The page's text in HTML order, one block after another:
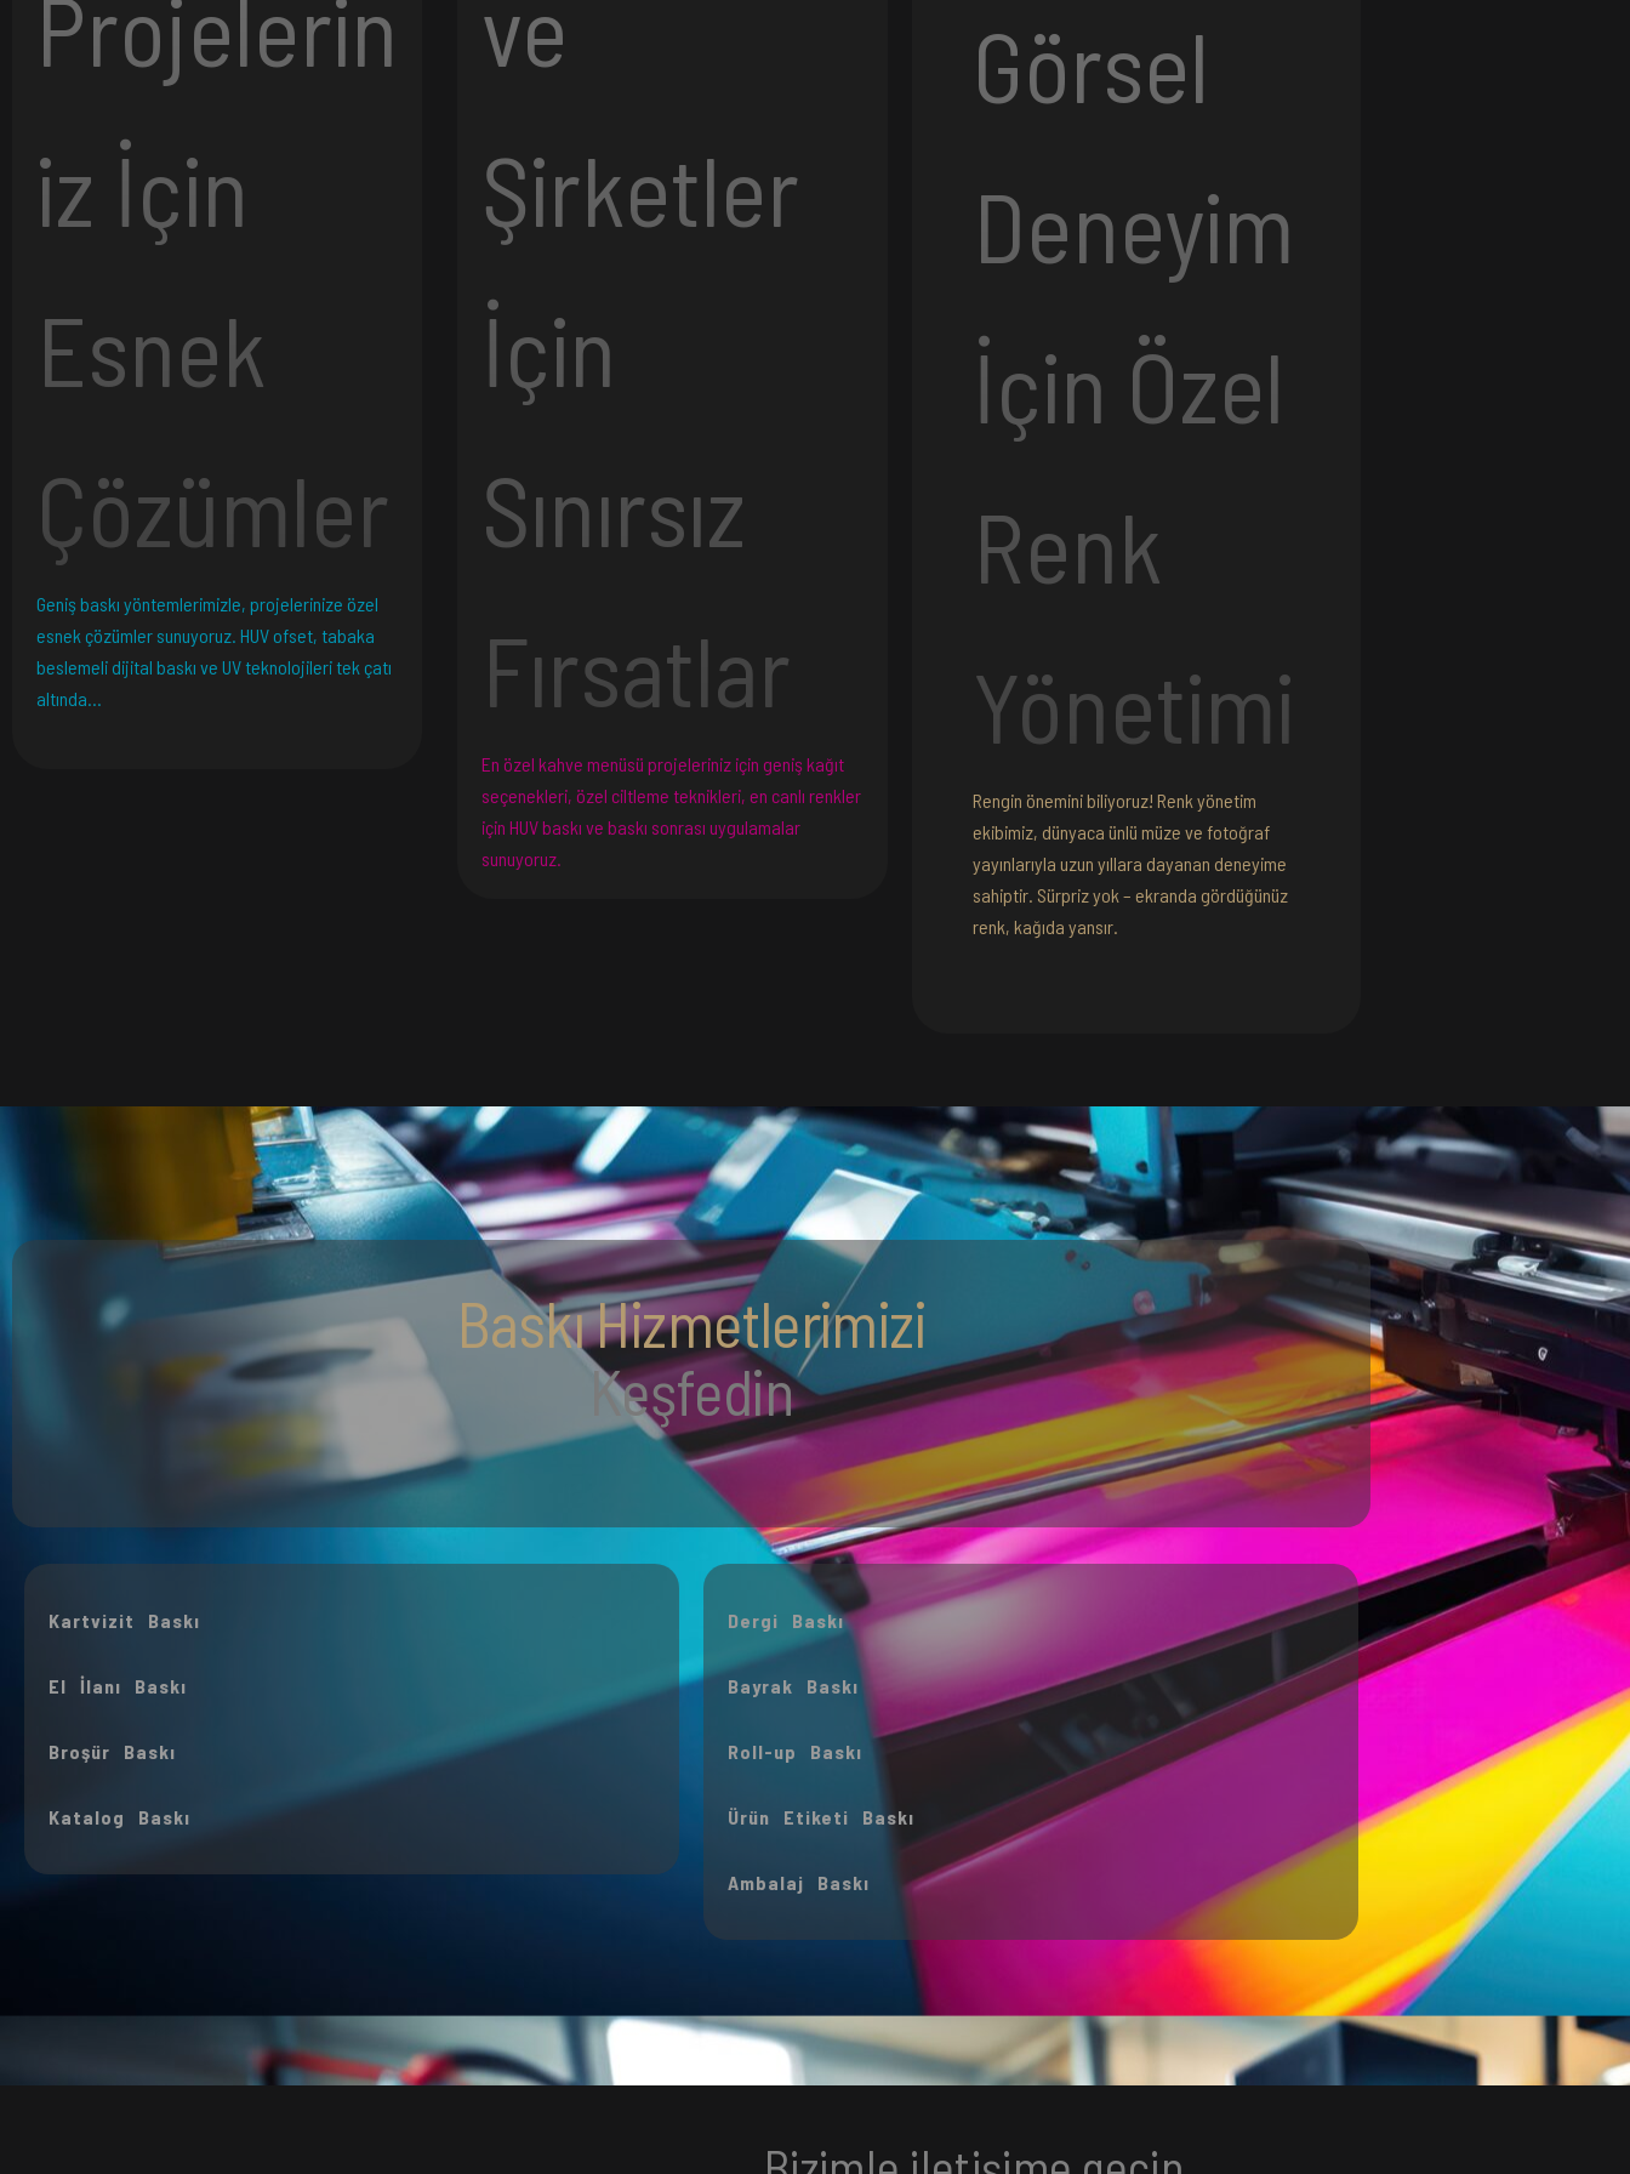
Projelerin
iz İçin
Esnek
Çözümler
Geniş baskı yöntemlerimizle, projelerinize özel
esnek çözümler sunuyoruz. HUV ofset, tabaka
beslemeli dijital baskı ve UV teknolojileri tek çatı
altında…
ve
Şirketler
İçin
Sınırsız
Fırsatlar
En özel kahve menüsü projeleriniz için geniş kağıt
seçenekleri, özel ciltleme teknikleri, en canlı renkler
için HUV baskı ve baskı sonrası uygulamalar
sunuyoruz.
Görsel
Deneyim
İçin Özel
Renk
Yönetimi
Rengin önemini biliyoruz! Renk yönetim
ekibimiz, dünyaca ünlü müze ve fotoğraf
yayınlarıyla uzun yıllara dayanan deneyime
sahiptir. Sürpriz yok – ekranda gördüğünüz
renk, kağıda yansır.
Baskı Hizmetlerimizi
Keşfedin
Kartvizit Baskı
El İlanı Baskı
Broşür Baskı
Katalog Baskı
Dergi Baskı
Bayrak Baskı
Roll-up Baskı
Ürün Etiketi Baskı
Ambalaj Baskı